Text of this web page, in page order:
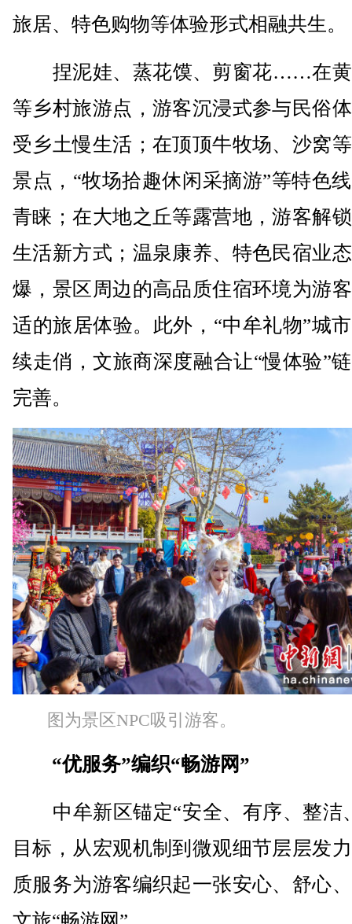
旅居、特色购物等体验形式相融共生。
捏泥娃、蒸花馍、剪窗花……在黄
等乡村旅游点，游客沉浸式参与民俗
受乡土慢生活；在顶顶牛牧场、沙窝
景点，“牧场拾趣休闲采摘游”等特色
青睐；在大地之丘等露营地，游客解
生活新方式；温泉康养、特色民宿业
爆，景区周边的高品质住宿环境为游
适的旅居体验。此外，“中牟礼物”城
续走俏，文旅商深度融合让“慢体验”
完善。
图为景区NPC吸引游客。
“优服务”编织“畅游网”
中牟新区锚定“安全、有序、整洁
目标，从宏观机制到微观细节层层发
质服务为游客编织起一张安心、舒心